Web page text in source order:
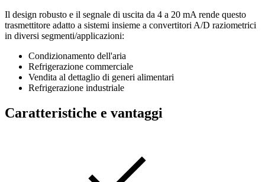
Il design robusto e il segnale di uscita da 4 a 20 mA rende questo
trasmettitore adatto a sistemi insieme a convertitori A/D raziometrici
in diversi segmenti/applicazioni:
Condizionamento dell'aria
Refrigerazione commerciale
Vendita al dettaglio di generi alimentari
Refrigerazione industriale
Caratteristiche e vantaggi